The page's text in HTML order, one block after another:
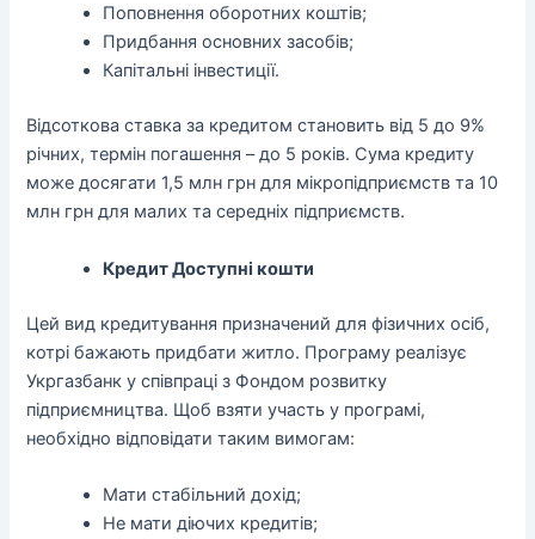
Поповнення оборотних коштів;
Придбання основних засобів;
Капітальні інвестиції.
Відсоткова ставка за кредитом становить від 5 до 9%
річних, термін погашення – до 5 років. Сума кредиту
може досягати 1,5 млн грн для мікропідприємств та 10
млн грн для малих та середніх підприємств.
Кредит Доступні кошти
Цей вид кредитування призначений для фізичних осіб,
котрі бажають придбати житло. Програму реалізує
Укргазбанк у співпраці з Фондом розвитку
підприємництва. Щоб взяти участь у програмі,
необхідно відповідати таким вимогам:
Мати стабільний дохід;
Не мати діючих кредитів;